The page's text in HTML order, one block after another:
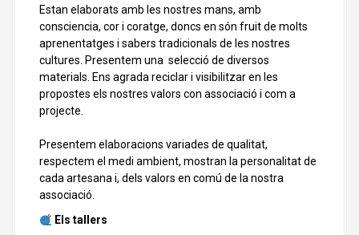
Estan elaborats amb les nostres mans, amb
consciencia, cor i coratge, doncs en són fruit de molts
aprenentatges i sabers tradicionals de les nostres
cultures. Presentem una selecció de diversos
materials. Ens agrada reciclar i visibilitzar en les
propostes els nostres valors con associació i com a
projecte.
Presentem elaboracions variades de qualitat,
respectem el medi ambient, mostran la personalitat de
cada artesana i, dels valors en comú de la nostra
associació.
Els tallers